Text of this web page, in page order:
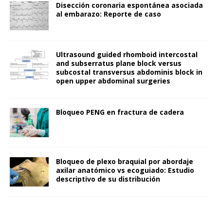
Disección coronaria espontánea asociada
al embarazo: Reporte de caso
Ultrasound guided rhomboid intercostal
and subserratus plane block versus
subcostal transversus abdominis block in
open upper abdominal surgeries
Bloqueo PENG en fractura de cadera
Bloqueo de plexo braquial por abordaje
axilar anatómico vs ecoguiado: Estudio
descriptivo de su distribución